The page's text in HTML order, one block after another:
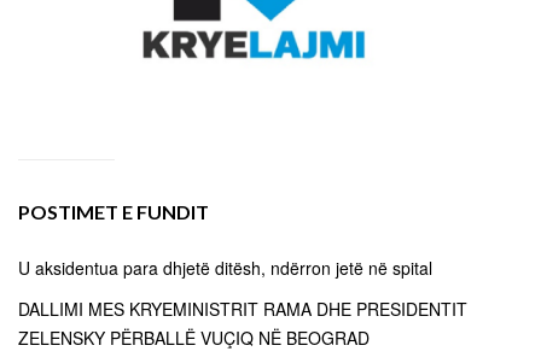
POSTIMET E FUNDIT
U aksidentua para dhjetë ditësh, ndërron jetë në spital
DALLIMI MES KRYEMINISTRIT RAMA DHE PRESIDENTIT
ZELENSKY PËRBALLË VUÇIQ NË BEOGRAD